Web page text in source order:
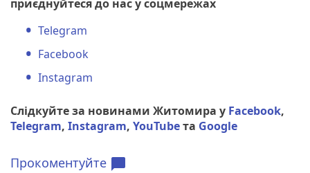
приєднуйтеся до нас у соцмережах
Telegram
Facebook
Instagram
Слідкуйте за новинами Житомира у Facebook,
Telegram, Instagram, YouTubeта Google
Прокоментуйте chat_bubble